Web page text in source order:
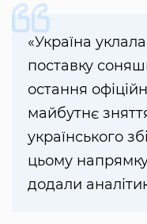
«Україна
поставку
остання
майбутнє
українського
цьому
додали